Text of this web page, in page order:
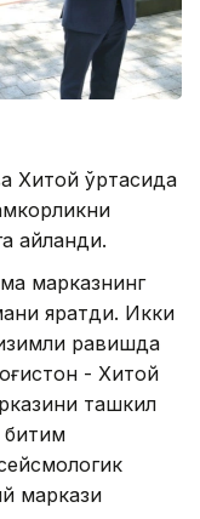
Хитой ўртасида
айланди.
марказнинг
яратди. Икки
равишда
- Хитой
ташкил
битим
маркази